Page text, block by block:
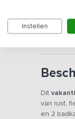
Dit
van rust,
en 2
Instellen